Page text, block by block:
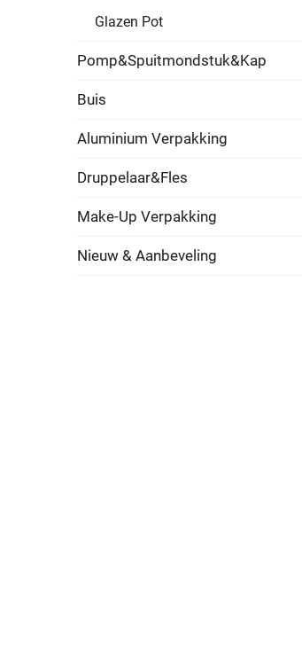
Glazen Pot
Pomp&Spuitmondstuk&Kap
Buis
Aluminium Verpakking
Druppelaar&Fles
Make-Up Verpakking
Nieuw & Aanbeveling